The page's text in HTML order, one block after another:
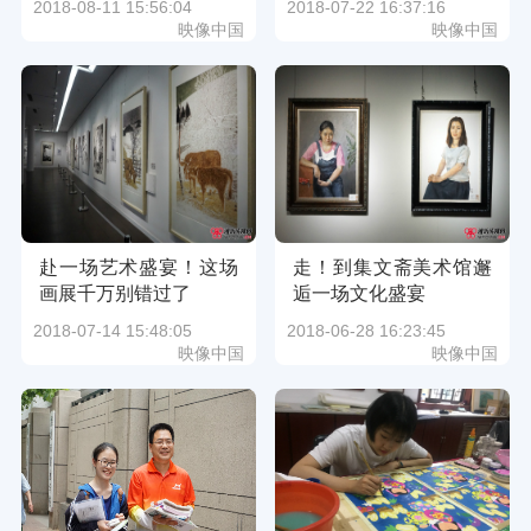
2018-08-11 15:56:04
映像中国
2018-07-22 16:37:16
映像中国
赴一场艺术盛宴！这场
画展千万别错过了
2018-07-14 15:48:05
映像中国
走！到集文斋美术馆邂
逅一场文化盛宴
2018-06-28 16:23:45
映像中国